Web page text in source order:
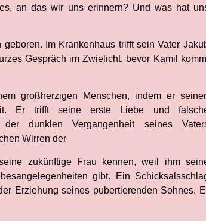
an das wir uns erinnern? Und was hat
Im Krankenhaus trifft sein Vater
Gespräch im Zwielicht, bevor Kamil
großherzigen Menschen, indem er
Er trifft seine erste Liebe und
dunklen Vergangenheit seines
Wirren der
zukünftige Frau kennen, weil ihm
gibt. Ein
Erziehung seines pubertierenden Sohnes.